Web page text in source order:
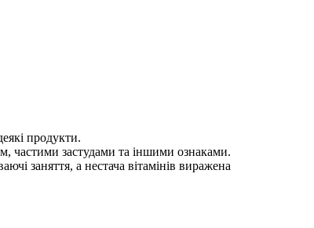
продукти.
частими застудами та іншими ознаками.
заняття, а нестача вітамінів виражена